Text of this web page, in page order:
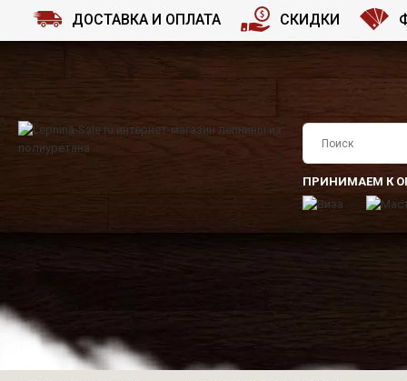
ДОСТАВКА И ОПЛАТА СКИДКИ
ПРИНИМАЕМ К